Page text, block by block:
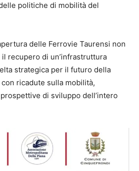
politiche di mobilità del
delle Ferrovie Taurensi non
recupero di un’infrastruttura
strategica per il futuro della
ricadute sulla mobilità,
di sviluppo dell’intero